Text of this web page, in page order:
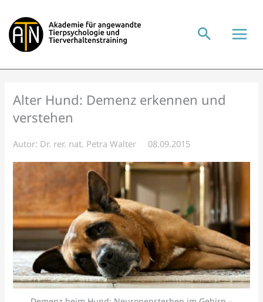
Inhalt
springen
Alter Hund: Demenz erkennen und
verstehen
Autor: Dr. rer. nat. Petra Walter 08.09.2015